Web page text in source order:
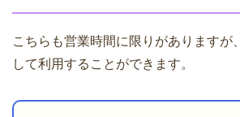
こちらも営業時間に限りがありますが
して利用することができます。